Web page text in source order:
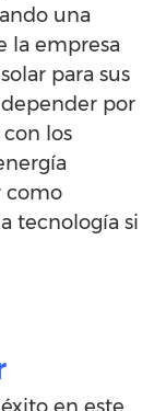
una
la empresa
para sus
por
los
como
tecnología si